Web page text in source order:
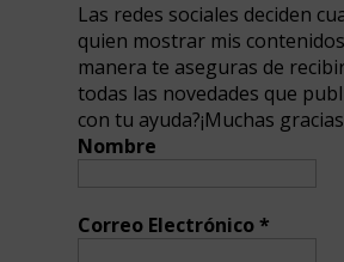
Las redes sociales deciden
quien mostrar mis
manera te aseguras de
todas las novedades que
con tu ayuda?¡Muchas
Nombre
Correo Electrónico*